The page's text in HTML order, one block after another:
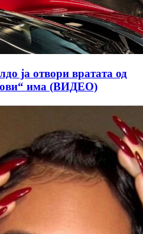
ја отвори вратата од
има (ВИДЕО)